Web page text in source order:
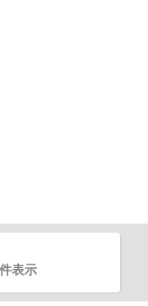
表示